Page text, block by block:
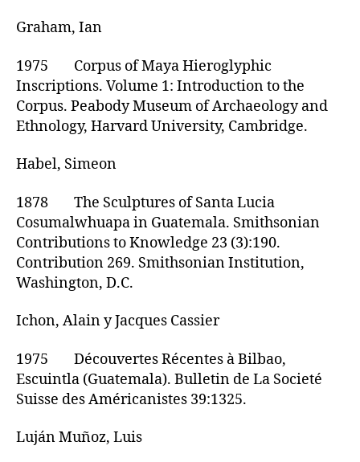
Graham, Ian
1975 Corpus of Maya Hieroglyphic
Inscriptions. Volume 1: Introduction to the
Corpus. Peabody Museum of Archaeology and
Ethnology, Harvard University, Cambridge.
Habel, Simeon
1878 The Sculptures of Santa Lucia
Cosumalwhuapa in Guatemala. Smithsonian
Contributions to Knowledge 23 (3):190.
Contribution 269. Smithsonian Institution,
Washington, D.C.
Ichon, Alain y Jacques Cassier
1975 Découvertes Récentes à Bilbao,
Escuintla (Guatemala). Bulletin de La Societé
Suisse des Américanistes 39:1325.
Luján Muñoz, Luis